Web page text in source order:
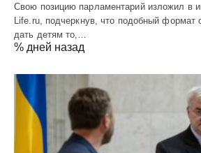
Свою позицию парламентарий изложил в
Life.ru, подчеркнув, что подобный формат
дать детям то,…
% дней назад